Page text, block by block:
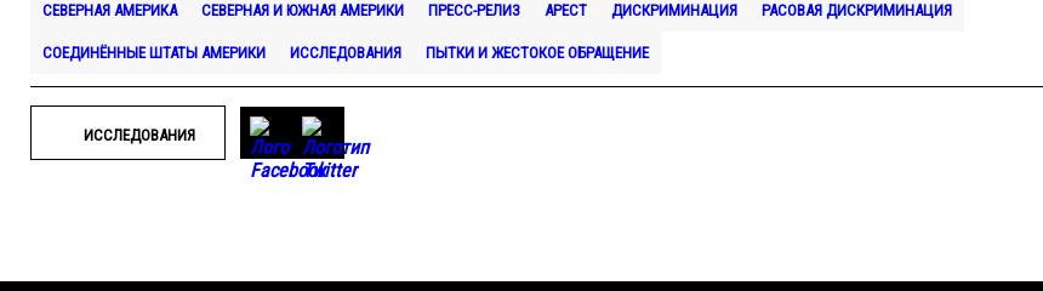
СЕВЕРНАЯ АМЕРИКА СЕВЕРНАЯ И ЮЖНАЯ АМЕРИКИ ПРЕСС-РЕЛИЗ АРЕСТ ДИСКРИМИНАЦИЯ РАСОВАЯ ДИСКРИМИНАЦИЯ
СОЕДИНЁННЫЕ ШТАТЫ АМЕРИКИ ИССЛЕДОВАНИЯ ПЫТКИ И ЖЕСТОКОЕ ОБРАЩЕНИЕ
ИССЛЕДОВАНИЯ